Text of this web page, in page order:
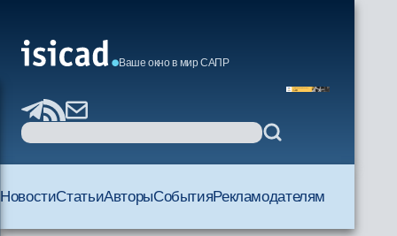
Ваше окно в мир САПР
НовостиСтатьиАвторыСобытияРекламодателям